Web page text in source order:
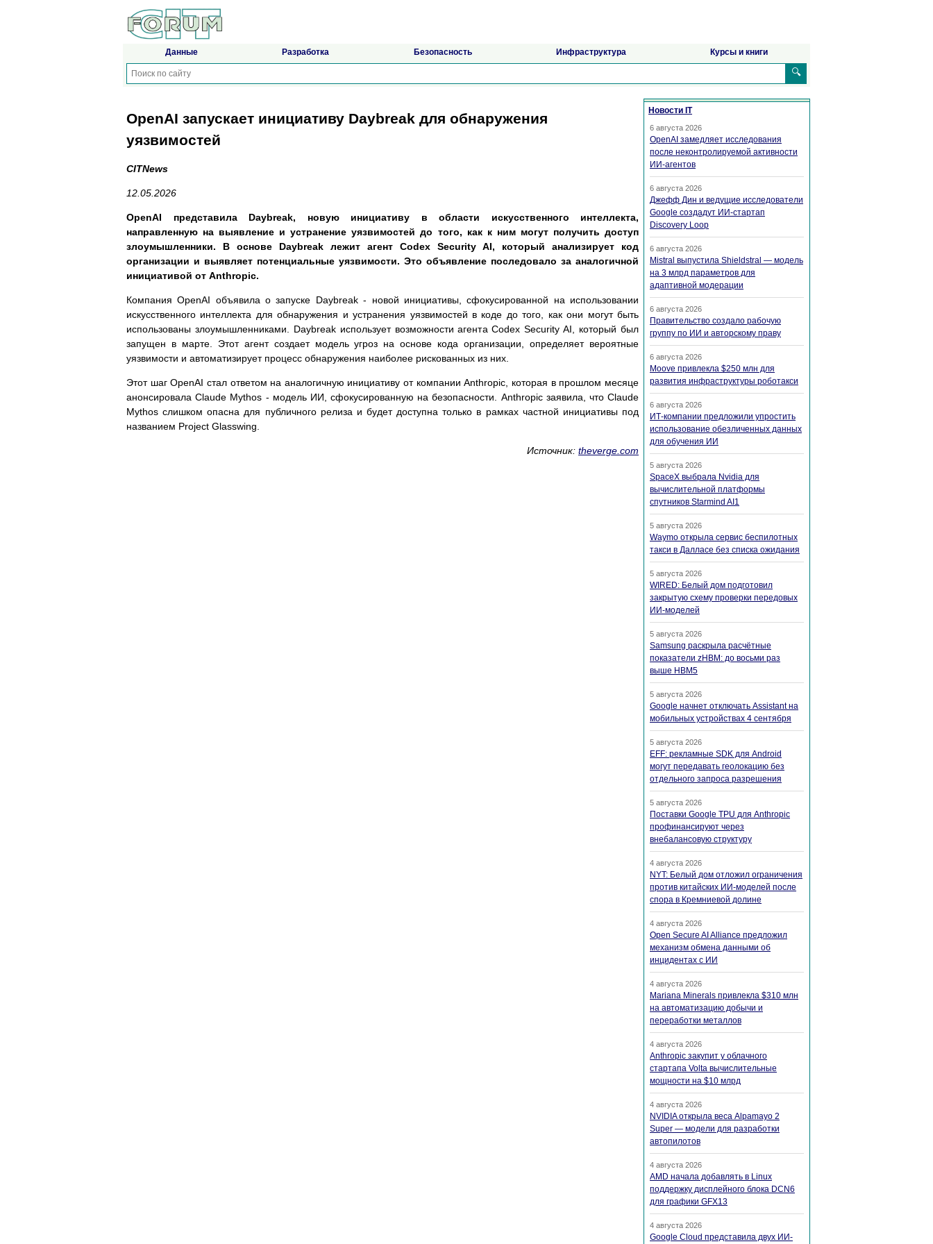
Данные Разработка Безопасность Инфраструктура Курсы и книги
🔍
OpenAI запускает инициативу Daybreak для обнаружения
уязвимостей
CITNews
12.05.2026
OpenAI представила Daybreak, новую инициативу в области искусственного интеллекта,
направленную на выявление и устранение уязвимостей до того, как к ним могут получить доступ
злоумышленники. В основе Daybreak лежит агент Codex Security AI, который анализирует код
организации и выявляет потенциальные уязвимости. Это объявление последовало за аналогичной
инициативой от Anthropic.
Компания OpenAI объявила о запуске Daybreak - новой инициативы, сфокусированной на использовании
искусственного интеллекта для обнаружения и устранения уязвимостей в коде до того, как они могут быть
использованы злоумышленниками. Daybreak использует возможности агента Codex Security AI, который был
запущен в марте. Этот агент создает модель угроз на основе кода организации, определяет вероятные
уязвимости и автоматизирует процесс обнаружения наиболее рискованных из них.
Этот шаг OpenAI стал ответом на аналогичную инициативу от компании Anthropic, которая в прошлом месяце
анонсировала Claude Mythos - модель ИИ, сфокусированную на безопасности. Anthropic заявила, что Claude
Mythos слишком опасна для публичного релиза и будет доступна только в рамках частной инициативы под
названием Project Glasswing.
Источник: theverge.com
Новости IT
6 августа 2026
OpenAI замедляет исследования
после неконтролируемой активности
ИИ-агентов
6 августа 2026
Джефф Дин и ведущие исследователи
Google создадут ИИ-стартап
Discovery Loop
6 августа 2026
Mistral выпустила Shieldstral — модель
на 3 млрд параметров для
адаптивной модерации
6 августа 2026
Правительство создало рабочую
группу по ИИ и авторскому праву
6 августа 2026
Moove привлекла $250 млн для
развития инфраструктуры роботакси
6 августа 2026
ИТ-компании предложили упростить
использование обезличенных данных
для обучения ИИ
5 августа 2026
SpaceX выбрала Nvidia для
вычислительной платформы
спутников Starmind AI1
5 августа 2026
Waymo открыла сервис беспилотных
такси в Далласе без списка ожидания
5 августа 2026
WIRED: Белый дом подготовил
закрытую схему проверки передовых
ИИ-моделей
5 августа 2026
Samsung раскрыла расчётные
показатели zHBM: до восьми раз
выше HBM5
5 августа 2026
Google начнет отключать Assistant на
мобильных устройствах 4 сентября
5 августа 2026
EFF: рекламные SDK для Android
могут передавать геолокацию без
отдельного запроса разрешения
5 августа 2026
Поставки Google TPU для Anthropic
профинансируют через
внебалансовую структуру
4 августа 2026
NYT: Белый дом отложил ограничения
против китайских ИИ-моделей после
спора в Кремниевой долине
4 августа 2026
Open Secure AI Alliance предложил
механизм обмена данными об
инцидентах с ИИ
4 августа 2026
Mariana Minerals привлекла $310 млн
на автоматизацию добычи и
переработки металлов
4 августа 2026
Anthropic закупит у облачного
стартапа Volta вычислительные
мощности на $10 млрд
4 августа 2026
NVIDIA открыла веса Alpamayo 2
Super — модели для разработки
автопилотов
4 августа 2026
AMD начала добавлять в Linux
поддержку дисплейного блока DCN6
для графики GFX13
4 августа 2026
Google Cloud представила двух ИИ-